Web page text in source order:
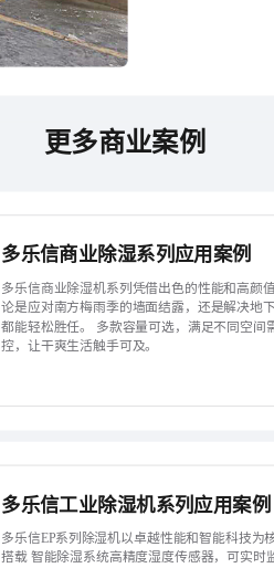
更多商业案例
多乐信商业除湿系列应用案例
多乐信商业除湿机系列凭借出色的性能和高颜
论是应对南方梅雨季的墙面结露，还是解决地
都能轻松胜任。 多款容量可选，满足不同空间
控，让干爽生活触手可及。
多乐信工业除湿机系列应用案例
多乐信EP系列除湿机以卓越性能和智能科技
搭载 智能除湿系统高精度湿度传感器，可实